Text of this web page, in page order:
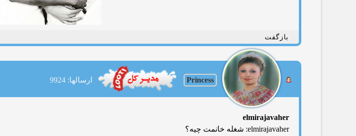
بازگفت
Princess ارسالها: 9924
elmirajavaher
elmirajavaher: شغله خانمت چیه؟